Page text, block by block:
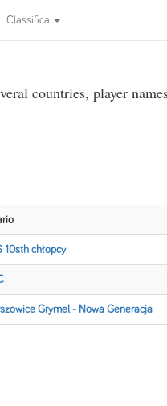
Classifica
countries, player
10sth chłopcy
Grymel - Nowa Generacja